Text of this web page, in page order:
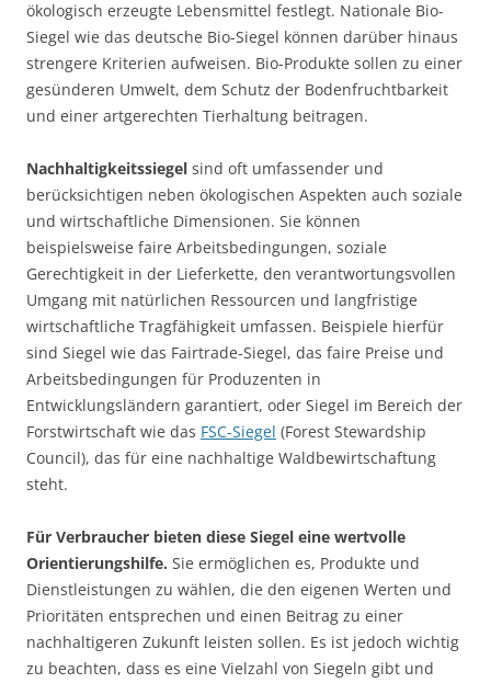
ökologisch erzeugte Lebensmittel festlegt. Nationale Bio-
Siegel wie das deutsche Bio-Siegel können darüber hinaus
strengere Kriterien aufweisen. Bio-Produkte sollen zu einer
gesünderen Umwelt, dem Schutz der Bodenfruchtbarkeit
und einer artgerechten Tierhaltung beitragen.
Nachhaltigkeitssiegel sind oft umfassender und
berücksichtigen neben ökologischen Aspekten auch soziale
und wirtschaftliche Dimensionen. Sie können
beispielsweise faire Arbeitsbedingungen, soziale
Gerechtigkeit in der Lieferkette, den verantwortungsvollen
Umgang mit natürlichen Ressourcen und langfristige
wirtschaftliche Tragfähigkeit umfassen. Beispiele hierfür
sind Siegel wie das Fairtrade-Siegel, das faire Preise und
Arbeitsbedingungen für Produzenten in
Entwicklungsländern garantiert, oder Siegel im Bereich der
Forstwirtschaft wie das FSC-Siegel (Forest Stewardship
Council), das für eine nachhaltige Waldbewirtschaftung
steht.
Für Verbraucher bieten diese Siegel eine wertvolle
Orientierungshilfe. Sie ermöglichen es, Produkte und
Dienstleistungen zu wählen, die den eigenen Werten und
Prioritäten entsprechen und einen Beitrag zu einer
nachhaltigeren Zukunft leisten sollen. Es ist jedoch wichtig
zu beachten, dass es eine Vielzahl von Siegeln gibt und